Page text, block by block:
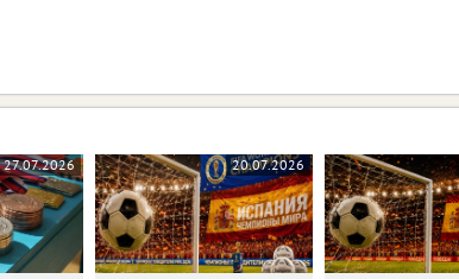
27.07.2026 20.07.2026